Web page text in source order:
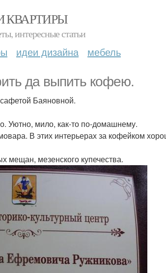
КВАРТИРЫ
интересные статьи
идеи дизайна мебель
да выпить кофею.
Баяновной.
Уютно, мило, как-то по-домашнему.
В этих интерьерах за кофейком
мещан, мезенского купечества.